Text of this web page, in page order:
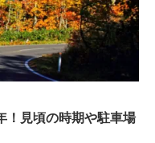
！見頃の時期や駐車場